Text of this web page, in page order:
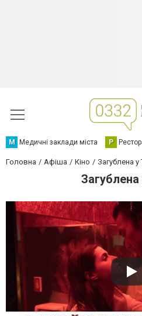
М Медичні заклади міста Р
Головна Афіша Кіно Загублена у
Загублена